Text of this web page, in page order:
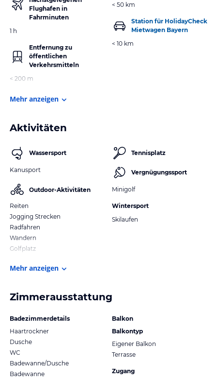
Flughafen in
Fahrminuten
1 h
Entfernung zu
öffentlichen
Verkehrsmitteln
< 200 m
< 50 km
Station für HolidayCheck
Mietwagen Bayern
< 10 km
Mehr anzeigen
Aktivitäten
Wassersport
Kanusport
Outdoor-Aktivitäten
Reiten
Jogging Strecken
Radfahren
Wandern
Golfplatz
Tennisplatz
Vergnügungssport
Minigolf
Wintersport
Skilaufen
Mehr anzeigen
Zimmerausstattung
Badezimmerdetails
Haartrockner
Dusche
WC
Badewanne/Dusche
Badewanne
Balkon
Balkontyp
Eigener Balkon
Terrasse
Zugang